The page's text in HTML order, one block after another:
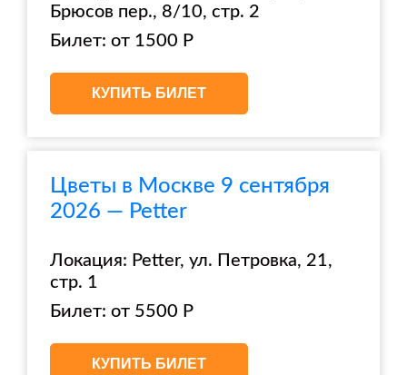
Брюсов пер., 8/10, стр. 2
Билет: от 1500 Р
КУПИТЬ БИЛЕТ
Цветы в Москве 9 сентября
2026 — Petter
Локация: Petter, ул. Петровка, 21,
стр. 1
Билет: от 5500 Р
КУПИТЬ БИЛЕТ